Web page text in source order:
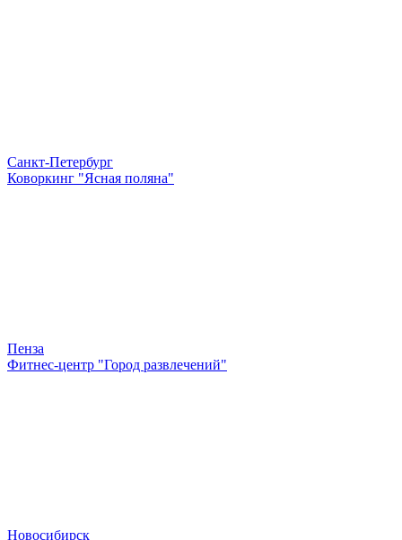
Санкт-Петербург
Коворкинг "Ясная поляна"
Пенза
Фитнес-центр "Город развлечений"
Новосибирск